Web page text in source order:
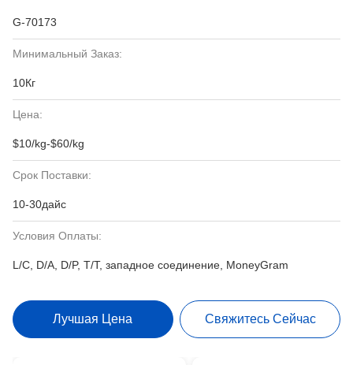
G-70173
Минимальный Заказ:
10Кг
Цена:
$10/kg-$60/kg
Срок Поставки:
10-30дайс
Условия Оплаты:
L/C, D/A, D/P, T/T, западное соединение, MoneyGram
Лучшая Цена Свяжитесь Сейчас